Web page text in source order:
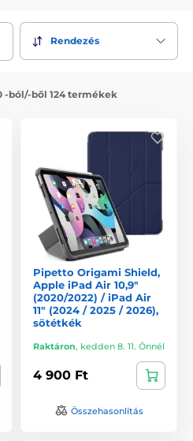
Rendezés
-ból/-ből 124 termékek
Pipetto Origami Shield,
Apple iPad Air 10,9"
(2020/2022) / iPad Air
11" (2024 / 2025 / 2026),
sötétkék
Raktáron, kedden 8. 11. Önnél
4 900 Ft
Összehasonlítás